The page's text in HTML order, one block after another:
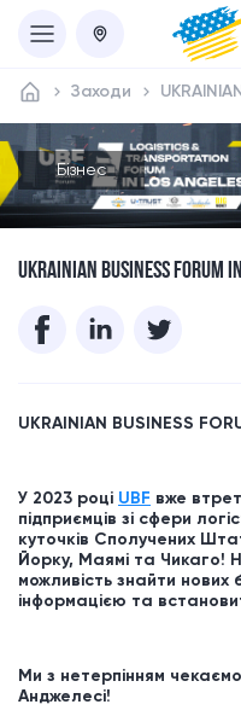
Заходи
Бізнес
UKRAINIAN BUSINESS FORUM
UKRAINIAN BUSINESS
У 2023 році UBF вже
підприємців зі сфери
куточків Сполучених
Йорку, Маямі та Чикаго!
можливість знайти нових
інформацією та
Ми з нетерпінням
Анджелесі!